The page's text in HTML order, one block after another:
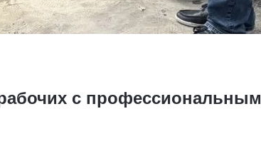
с профессиональным